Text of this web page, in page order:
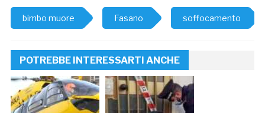
bimbo muore Fasano soffocamento
POTREBBE INTERESSARTI ANCHE